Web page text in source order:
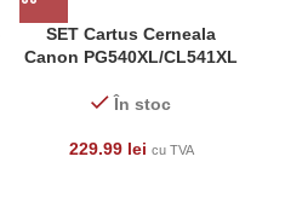
SET Cartus Cerneala
Canon PG540XL/CL541XL
În stoc
229.99 lei cu TVA